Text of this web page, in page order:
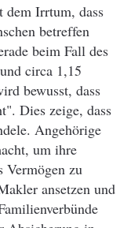
dem Irrtum, dass
betreffen
beim Fall des
circa 1,15
bewusst, dass
Dies zeige, dass
Angehörige
um ihre
Vermögen zu
ansetzen und